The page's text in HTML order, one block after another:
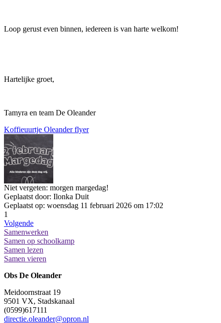
Loop gerust even binnen, iedereen is van harte welkom!
Hartelijke groet,
Tamyra en team De Oleander
Koffieuurtje Oleander flyer
Niet vergeten: morgen margedag!
Geplaatst door: Ilonka Duit
Geplaatst op: woensdag 11 februari 2026 om 17:02
1
Volgende
Samenwerken
Samen op schoolkamp
Samen lezen
Samen vieren
Obs De Oleander
Meidoornstraat 19
9501 VX, Stadskanaal
(0599)617111
directie.oleander@opron.nl